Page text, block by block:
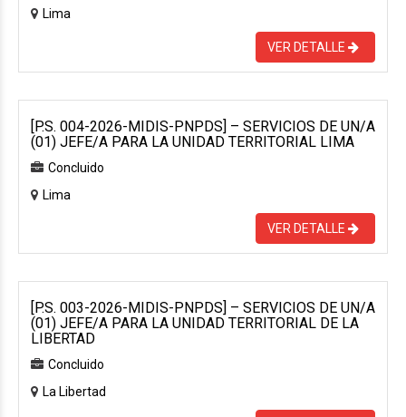
Lima
VER DETALLE
[P.S. 004-2026-MIDIS-PNPDS] – SERVICIOS DE UN/A
(01) JEFE/A PARA LA UNIDAD TERRITORIAL LIMA
Concluido
Lima
VER DETALLE
[P.S. 003-2026-MIDIS-PNPDS] – SERVICIOS DE UN/A
(01) JEFE/A PARA LA UNIDAD TERRITORIAL DE LA
LIBERTAD
Concluido
La Libertad